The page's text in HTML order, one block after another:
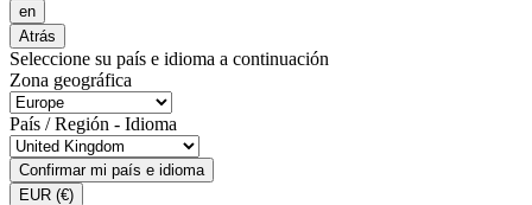
en
Atrás
Seleccione su país e idioma a continuación
Zona geográfica
País / Región - Idioma
Confirmar mi país e idioma
EUR (€)